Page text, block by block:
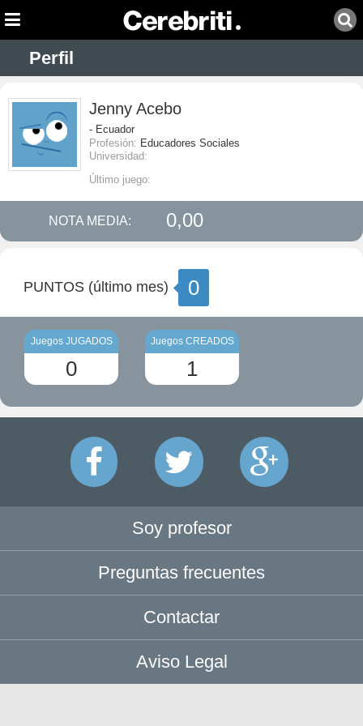
Perfil
Jenny Acebo
- Ecuador
Profesión: Educadores Sociales
Universidad:
Último juego:
NOTA MEDIA: 0,00
PUNTOS (último mes) 0
Juegos JUGADOS
0
Juegos CREADOS
1
Soy profesor
Preguntas frecuentes
Contactar
Aviso Legal